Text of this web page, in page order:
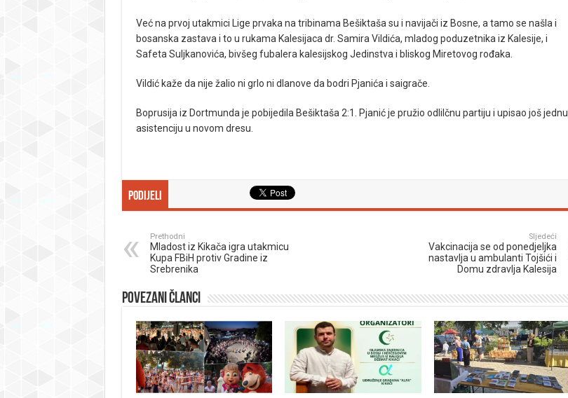
Već na prvoj utakmici Lige prvaka na tribinama Bešiktaša su i navijači iz Bosne, a tamo se našla i
bosanska zastava i to u rukama Kalesijaca dr. Samira Vildića, mladog poduzetnika iz Kalesije, i
Safeta Suljkanovića, bivšeg fubalera kalesijskog Jedinstva i bliskog Miretovog rođaka.
Vildić kaže da nije žalio ni grlo ni dlanove da bodri Pjanića i saigrače.
Boprusija iz Dortmunda je pobijedila Bešiktaša 2:1. Pjanić je pružio odlilčnu partiju i upisao još jednu
asistenciju u novom dresu.
Podijeli
Prethodni
Mladost iz Kikača igra utakmicu
Kupa FBiH protiv Gradine iz
Srebrenika
Sljedeći
Vakcinacija se od ponedjeljka
nastavlja u ambulanti Tojšići i
Domu zdravlja Kalesija
Povezani članci